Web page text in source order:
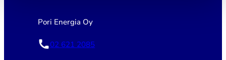
Pori Energia Oy
02 621 2085